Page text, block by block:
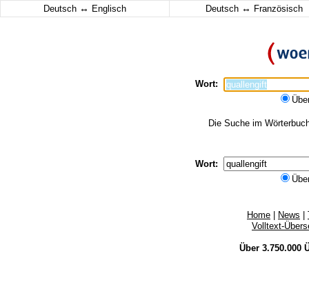
Deutsch ↔ Englisch Deutsch ↔ Französisch
Wort:
Die Suche im
Wort:
Home News
Volltext-
Über 3.750.000